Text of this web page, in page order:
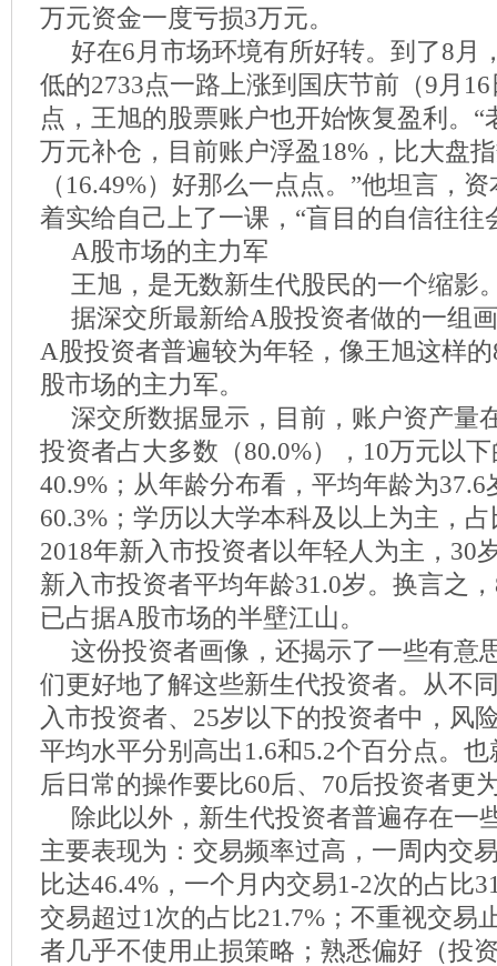
万元资金一度亏损3万元。
好在6月市场环境有所好转。到了8月
低的2733点一路上涨到国庆节前（9月
点，王旭的股票账户也开始恢复盈利。“
万元补仓，目前账户浮盈18%，比大盘
（16.49%）好那么一点点。”他坦言，
着实给自己上了一课，“盲目的自信往往
A股市场的主力军
王旭，是无数新生代股民的一个缩影
据深交所最新给A股投资者做的一组
A股投资者普遍较为年轻，像王旭这样
股市场的主力军。
深交所数据显示，目前，账户资产量
投资者占大多数（80.0%），10万元以
40.9%；从年龄分布看，平均年龄为37.6
60.3%；学历以大学本科及以上为主，
2018年新入市投资者以年轻人为主，30
新入市投资者平均年龄31.0岁。换言之
已占据A股市场的半壁江山。
这份投资者画像，还揭示了一些有意
们更好地了解这些新生代投资者。从不
入市投资者、25岁以下的投资者中，风
平均水平分别高出1.6和5.2个百分点。
后日常的操作要比60后、70后投资者更
除此以外，新生代投资者普遍存在一
主要表现为：交易频率过高，一周内交
比达46.4%，一个月内交易1-2次的占比
交易超过1次的占比21.7%；不重视交易
者几乎不使用止损策略；熟悉偏好（投